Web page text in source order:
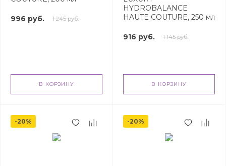
996 руб. 1 245 руб.
В КОРЗИНУ
HYDROBALANCE
HAUTE COUTURE, 250 мл
916 руб. 1 145 руб.
В КОРЗИНУ
-20% -20%